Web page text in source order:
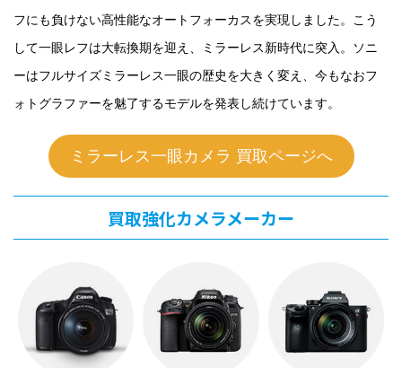
フにも負けない高性能なオートフォーカスを実現しました。こう
して一眼レフは大転換期を迎え、ミラーレス新時代に突入。ソニ
ーはフルサイズミラーレス一眼の歴史を大きく変え、今もなおフ
ォトグラファーを魅了するモデルを発表し続けています。
ミラーレス一眼カメラ 買取ページへ
買取強化カメラメーカー